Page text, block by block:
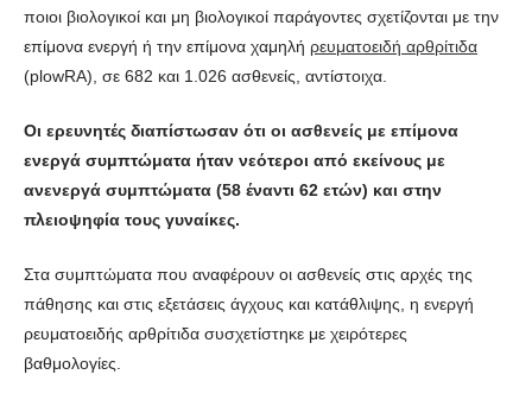
ποιοι βιολογικοί και μη βιολογικοί παράγοντες σχετίζονται με την
επίμονα ενεργή ή την επίμονα χαμηλή ρευματοειδή αρθρίτιδα
(plowRA), σε 682 και 1.026 ασθενείς, αντίστοιχα.
Οι ερευνητές διαπίστωσαν ότι οι ασθενείς με επίμονα
ενεργά συμπτώματα ήταν νεότεροι από εκείνους με
ανενεργά συμπτώματα (58 έναντι 62 ετών) και στην
πλειοψηφία τους γυναίκες.
Στα συμπτώματα που αναφέρουν οι ασθενείς στις αρχές της
πάθησης και στις εξετάσεις άγχους και κατάθλιψης, η ενεργή
ρευματοειδής αρθρίτιδα συσχετίστηκε με χειρότερες
βαθμολογίες.